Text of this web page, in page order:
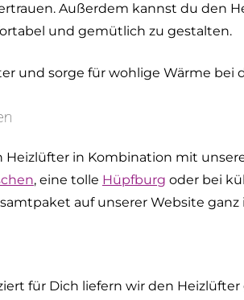
Außerdem kannst du den
und gemütlich zu gestalten.
und sorge für wohlige Wärme bei
in Kombination mit
, eine tolle Hüpfburg oder bei
auf unserer Website
für Dich liefern wir den